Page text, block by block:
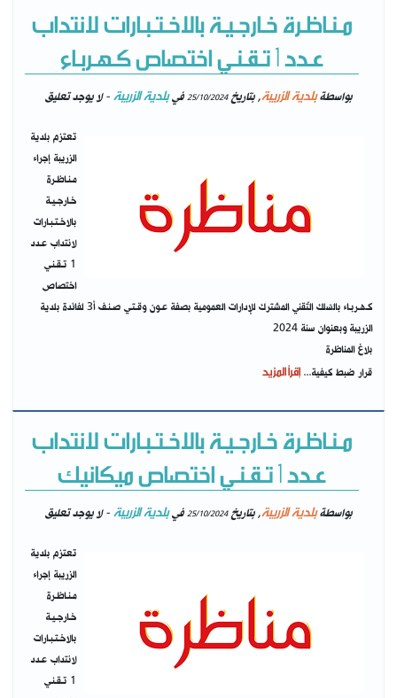
مـنـاظـرة خـارجـيـة بالاخـتـبـارات لانتداب
عـدد 1 تـقـنـي اختصاص كـهـربـاء
بواسطةبلدية الزريبة, بتاريخ25/10/2024فيبلدية الزريبة- لا يوجد تعليق
تعتزم بلدية
الزريبة إجراء
مـنـاظـرة
خـارجـيـة
بالاخـتـبـارات
لانتداب عـدد
1 تـقـنـي
اختصاص
كـهـربـاء بالسّلك التّقني المشترك للإدارات العمومية بصفة عـون وقـتـي صـنـف أ3 لفائدة بلدية
الزريبة وبعنوان سنة 2024
بلاغ المناظرة
قرار ضبط كيفية...إقرأ المزيد
مـنـاظـرة خـارجـيـة بالاخـتـبـارات لانتداب
عـدد 1 تـقـنـي اختصاص ميكانيك
بواسطةبلدية الزريبة, بتاريخ25/10/2024فيبلدية الزريبة- لا يوجد تعليق
تعتزم بلدية
الزريبة إجراء
مـنـاظـرة
خـارجـيـة
بالاخـتـبـارات
لانتداب عـدد
1 تـقـنـي